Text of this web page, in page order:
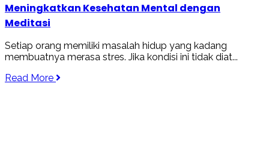
Meningkatkan Kesehatan Mental dengan
Meditasi
Setiap orang memiliki masalah hidup yang kadang
membuatnya merasa stres. Jika kondisi ini tidak diat...
Read More